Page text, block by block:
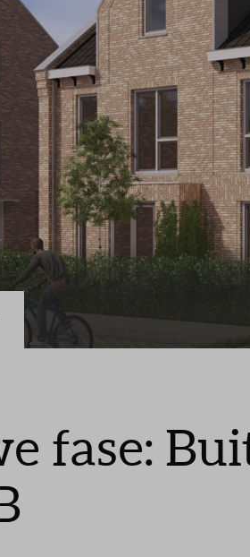
Toewijzing
Woning kopen
Leeswijzer
Veelgestelde vragen
fase: